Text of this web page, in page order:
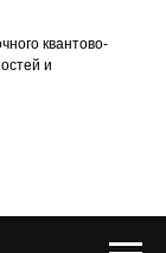
квантово-
и